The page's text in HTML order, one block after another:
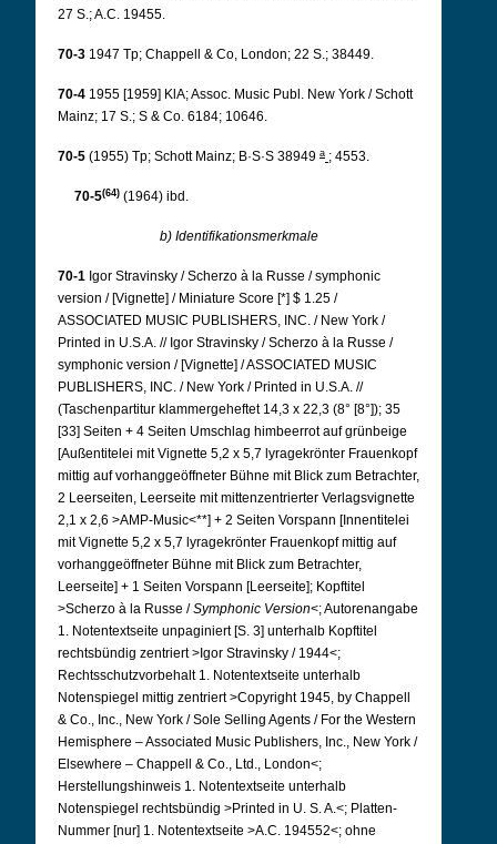
27 S.; A.C. 19455.
70-3 1947 Tp; Chappell & Co, London; 22 S.; 38449.
70-4 1955 [1959] KlA; Assoc. Music Publ. New York / Schott
Mainz; 17 S.; S & Co. 6184; 10646.
70-5 (1955) Tp; Schott Mainz; B·S·S 38949 a ; 4553.
70-5(64) (1964) ibd.
b) Identifikationsmerkmale
70-1 Igor Stravinsky / Scherzo à la Russe / symphonic
version / [Vignette] / Miniature Score [*] $ 1.25 /
ASSOCIATED MUSIC PUBLISHERS, INC. / New York /
Printed in U.S.A. // Igor Stravinsky / Scherzo à la Russe /
symphonic version / [Vignette] / ASSOCIATED MUSIC
PUBLISHERS, INC. / New York / Printed in U.S.A. //
(Taschenpartitur klammergeheftet 14,3 x 22,3 (8° [8°]); 35
[33] Seiten + 4 Seiten Umschlag himbeerrot auf grünbeige
[Außentitelei mit Vignette 5,2 x 5,7 lyragekrönter Frauenkopf
mittig auf vorhanggeöffneter Bühne mit Blick zum Betrachter,
2 Leerseiten, Leerseite mit mittenzentrierter Verlagsvignette
2,1 x 2,6 >AMP-Music<**] + 2 Seiten Vorspann [Innentitelei
mit Vignette 5,2 x 5,7 lyragekrönter Frauenkopf mittig auf
vorhanggeöffneter Bühne mit Blick zum Betrachter,
Leerseite] + 1 Seiten Vorspann [Leerseite]; Kopftitel
>Scherzo à la Russe /Symphonic Version<; Autorenangabe
1. Notentextseite unpaginiert [S. 3] unterhalb Kopftitel
rechtsbündig zentriert >Igor Stravinsky / 1944<;
Rechtsschutzvorbehalt 1. Notentextseite unterhalb
Notenspiegel mittig zentriert >Copyright 1945, by Chappell
& Co., Inc., New York / Sole Selling Agents / For the Western
Hemisphere – Associated Music Publishers, Inc., New York /
Elsewhere – Chappell & Co., Ltd., London<;
Herstellungshinweis 1. Notentextseite unterhalb
Notenspiegel rechtsbündig >Printed in U. S. A.<; Platten-
Nummer [nur] 1. Notentextseite >A.C. 194552<; ohne